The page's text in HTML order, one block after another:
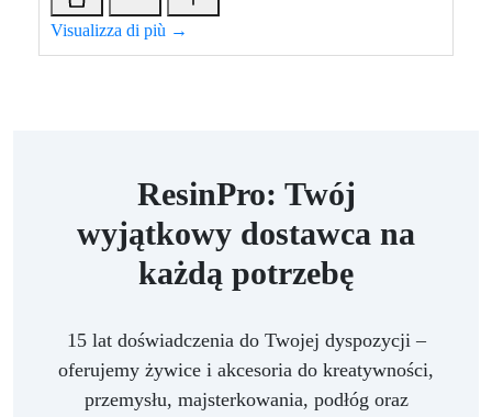
Visualizza di più →
ResinPro: Twój
wyjątkowy dostawca na
każdą potrzebę
15 lat doświadczenia do Twojej dyspozycji –
oferujemy żywice i akcesoria do kreatywności,
przemysłu, majsterkowania, podłóg oraz